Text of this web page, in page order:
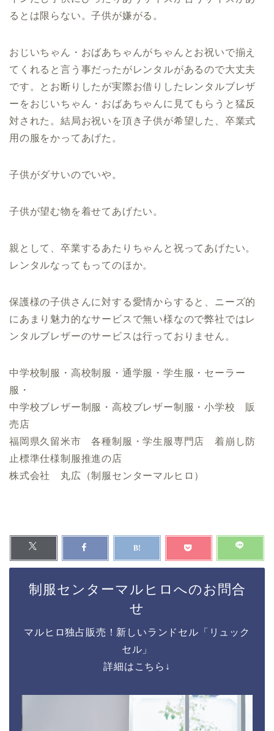
るとは限らない。子供が嫌がる。
おじいちゃん・おばあちゃんがちゃんとお祝いで揃え
てくれると言う事だったがレンタルがあるので大丈夫
です。とお断りしたが実際お借りしたレンタルブレザ
ーをおじいちゃん・おばあちゃんに見てもらうと猛反
対された。結局お祝いを頂き子供が希望した、卒業式
用の服をかってあげた。
子供がダサいのでいや。
子供が望む物を着せてあげたい。
親として、卒業するあたりちゃんと祝ってあげたい。
レンタルなってもってのほか。
保護様の子供さんに対する愛情からすると、ニーズ的
にあまり魅力的なサービスで無い様なので弊社ではレ
ンタルブレザーのサービスは行っておりません。
中学校制服・高校制服・通学服・学生服・セーラー
服・
中学校ブレザー制服・高校ブレザー制服・小学校 販
売店
福岡県久留米市 各種制服・学生服専門店 着崩し防
止標準仕様制服推進の店
株式会社 丸広（制服センターマルヒロ）
制服センターマルヒロへのお問合
せ
マルヒロ独占販売！新しいランドセル「リュック
セル」
詳細はこちら↓